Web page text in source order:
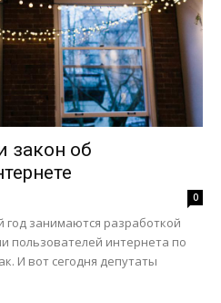
закон об
0
год занимаются разработкой
пользователей интернета по
И вот сегодня депутаты